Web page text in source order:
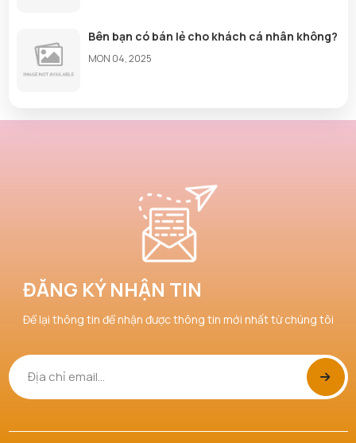
Bên bạn có bán lẻ cho khách cá nhân không?
MON 04, 2025
ĐĂNG KÝ NHẬN TIN
Để lại thông tin để nhận được thông tin mới nhất từ chúng tôi